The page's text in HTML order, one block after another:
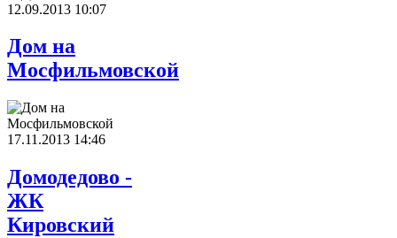
12.09.2013 10:07
Дом на
Мосфильмовской
17.11.2013 14:46
Домодедово -
ЖК
Кировский